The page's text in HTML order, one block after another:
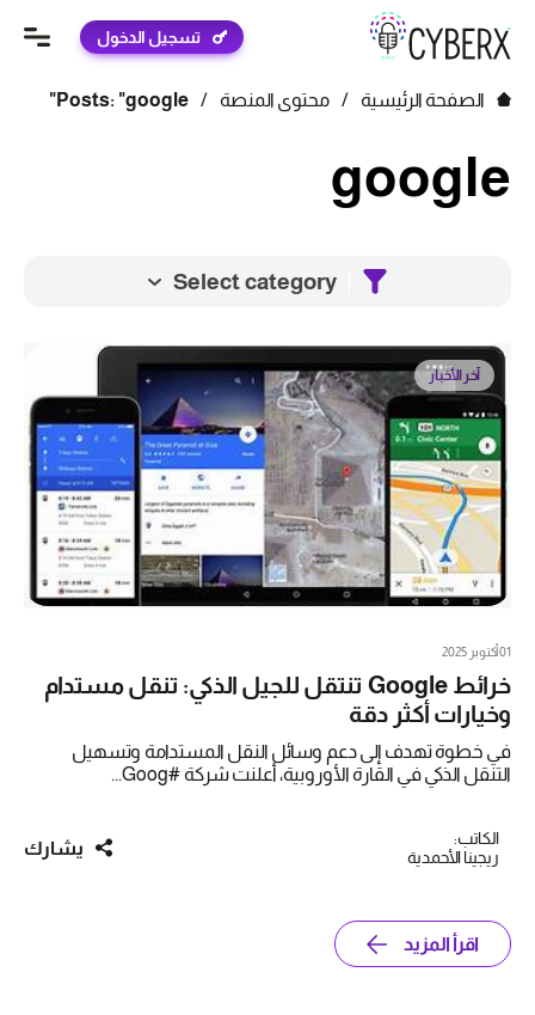
تسجيل الدخول
الصفحة الرئيسية / محتوى المنصة /
Posts: "google"
google
Select category
آخر الأخبار
01 أكتوبر 2025
خرائط Google تنتقل للجيل الذكي: تنقل مستدام
وخيارات أكثر دقة
في خطوة تهدف إلى دعم وسائل النقل المستدامة وتسهيل
التنقل الذكي في القارة الأوروبية، أعلنت شركة #Goog...
الكاتب:
ريجينا الأحمدية
يشارك
اقرأ المزيد